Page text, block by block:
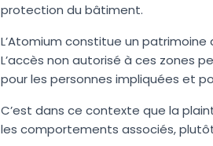
protection du bâtiment.
L’Atomium constitue un
L’accès non autorisé à ces zones
pour les personnes impliquées et
C’est dans ce contexte que la
les comportements associés,